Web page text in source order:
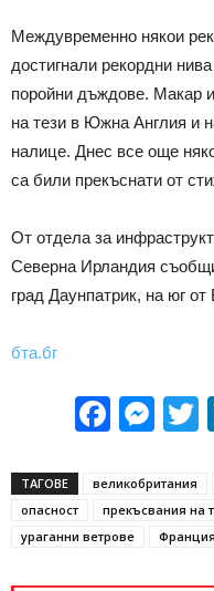
Междувременно някои
достигнали рекордни
поройни дъждове. Макар
на тези в Южна Англия и
налице. Днес все още
са били прекъснати от
От отдела за
Северна Ирландия
град Даунпатрик, на юг
бта.бг
ТАГОВЕ великобритания
опасност
прекъсвания на
ураганни ветрове
Франция